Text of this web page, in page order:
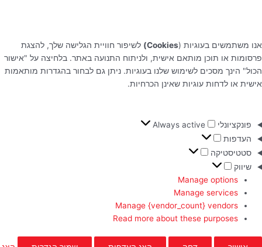
אנו משתמשים בעוגיות (Cookies)
לשיפור חוויית הגלישה שלך, להצגת
פרסומות או תוכן מותאם אישית, ולניתוח התנועה באתר. בלחיצה על "אישור
הכול" הינך מסכים לשימוש שלנו בעוגיות. ניתן גם לבחור בהגדרות מותאמות
אישית או לדחות עוגיות שאינן הכרחיות.
פונקציונלי
Always active
העדפות
סטטיסטיקה
שיווק
Manage options
Manage services
Manage {vendor_count} vendors
Read more about these purposes